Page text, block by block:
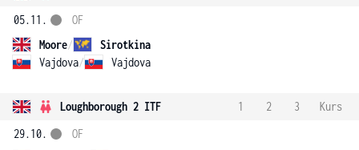
05.11.
Moore/
Sirotkina
Vajdova/ Vajdova
OF
Loughborough 2 ITF 1 2 3
Kurs
29.10.
OF